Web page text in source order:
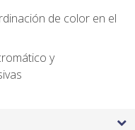
de color en el
y